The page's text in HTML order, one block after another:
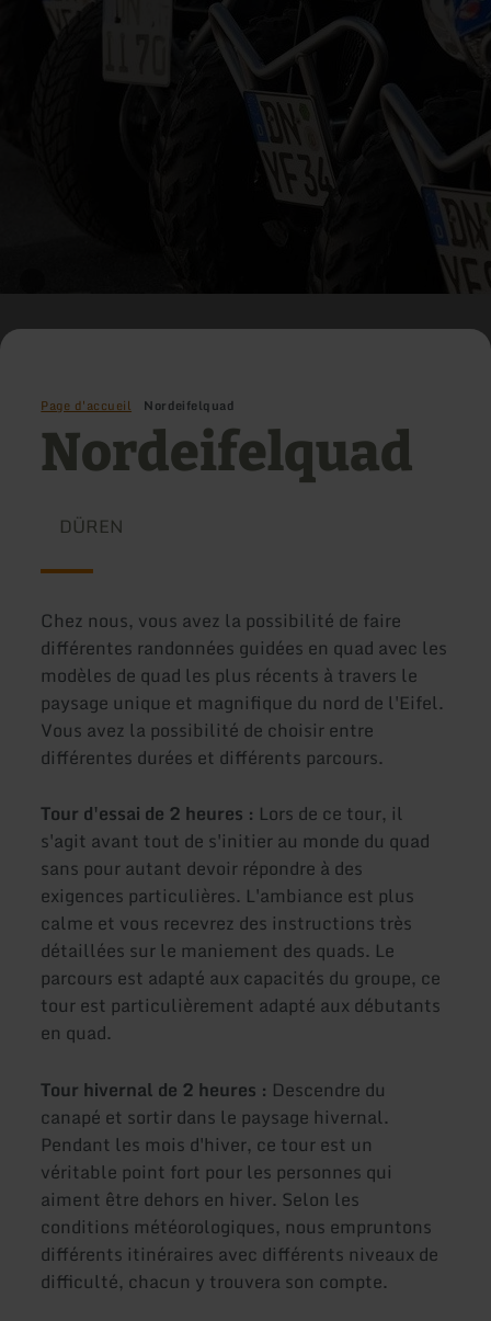
Page d'accueil Nordeifelquad
Nordeifelquad
DÜREN
Chez nous, vous avez la possibilité de faire
différentes randonnées guidées en quad avec les
modèles de quad les plus récents à travers le
paysage unique et magnifique du nord de l'Eifel.
Vous avez la possibilité de choisir entre
différentes durées et différents parcours.
Tour d'essai de 2 heures : Lors de ce tour, il
s'agit avant tout de s'initier au monde du quad
sans pour autant devoir répondre à des
exigences particulières. L'ambiance est plus
calme et vous recevrez des instructions très
détaillées sur le maniement des quads. Le
parcours est adapté aux capacités du groupe, ce
tour est particulièrement adapté aux débutants
en quad.
Tour hivernal de 2 heures : Descendre du
canapé et sortir dans le paysage hivernal.
Pendant les mois d'hiver, ce tour est un
véritable point fort pour les personnes qui
aiment être dehors en hiver. Selon les
conditions météorologiques, nous empruntons
différents itinéraires avec différents niveaux de
difficulté, chacun y trouvera son compte.